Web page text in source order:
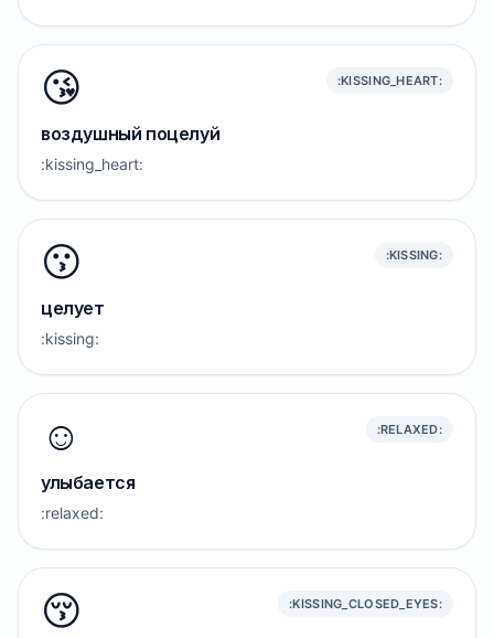
😘 :KISSING_HEART:
воздушный поцелуй
:kissing_heart:
😗 :KISSING:
целует
:kissing:
☺️ :RELAXED:
улыбается
:relaxed:
😚 :KISSING_CLOSED_EYES: